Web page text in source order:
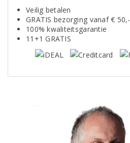
Veilig betalen
GRATIS bezorging vanaf € 50,-
100% kwaliteitsgarantie
11+1 GRATIS